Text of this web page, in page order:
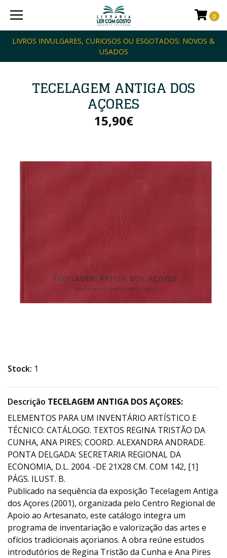
LIVROS INVULGARES, CURIOSOS OU ESGOTADOS: NOVOS &
USADOS
0
TECELAGEM ANTIGA DOS
AÇORES
15,90€
Stock: 1
Descrição TECELAGEM ANTIGA DOS AÇORES:
ELEMENTOS PARA UM INVENTÁRIO ARTÍSTICO E
TÉCNICO: CATÁLOGO. TEXTOS REGINA TRISTÃO DA
CUNHA, ANA PIRES; COORD. ALEXANDRA ANDRADE.
PONTA DELGADA: SECRETARIA REGIONAL DA
ECONOMIA, D.L. 2004. -DE 21X28 CM. COM 142, [1]
PÁGS. ILUST. B.
Publicado na sequência da exposição Tecelagem Antiga
dos Açores (2001), organizada pelo Centro Regional de
Apoio ao Artesanato, este catálogo integra um
programa de inventariação e valorização das artes e
ofícios tradicionais açorianos. A obra reúne estudos
introdutórios de Regina Tristão da Cunha e Ana Pires